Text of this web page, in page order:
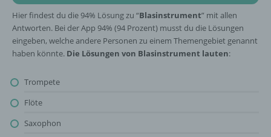
Hier findest du die 94% Lösung zu “Blasinstrument” mit allen
Antworten. Bei der App 94% (94 Prozent) musst du die Lösungen
eingeben, welche andere Personen zu einem Themengebiet genannt
haben könnte. Die Lösungen von Blasinstrument lauten:
Trompete
Flöte
Saxophon